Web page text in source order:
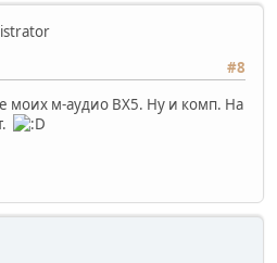
#8
моих м-аудио ВХ5. Ну и комп. На